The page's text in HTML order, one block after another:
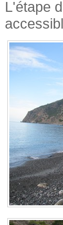
L'étape